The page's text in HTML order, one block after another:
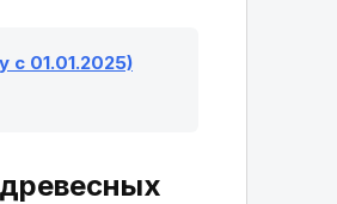
с 01.01.2025)